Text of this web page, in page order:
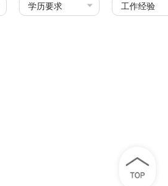
学历要求 工作经验